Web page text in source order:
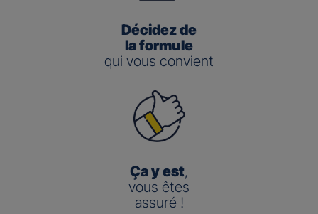
Décidez de
la formule
qui vous convient
Ça y est,
vous êtes
assuré !